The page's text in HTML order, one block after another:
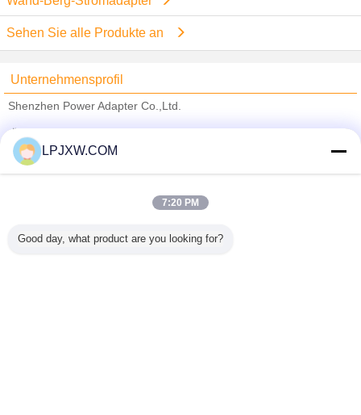
Sehen Sie alle Produkte an
Unternehmensprofil
Shenzhen Power Adapter Co.,Ltd.
Trust Seal
Verified Suplier
Alle Produkte
LPJXW.COM
7:20 PM
Good day, what product are you looking for?